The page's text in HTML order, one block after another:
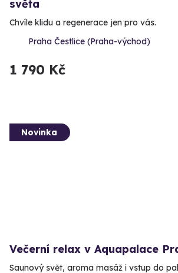
světa
Chvíle klidu a regenerace jen pro vás.
Praha Čestlice (Praha-východ)
1 790 Kč
Novinka
Večerní relax v Aquapalace
Saunový svět, aroma masáž i vstup do